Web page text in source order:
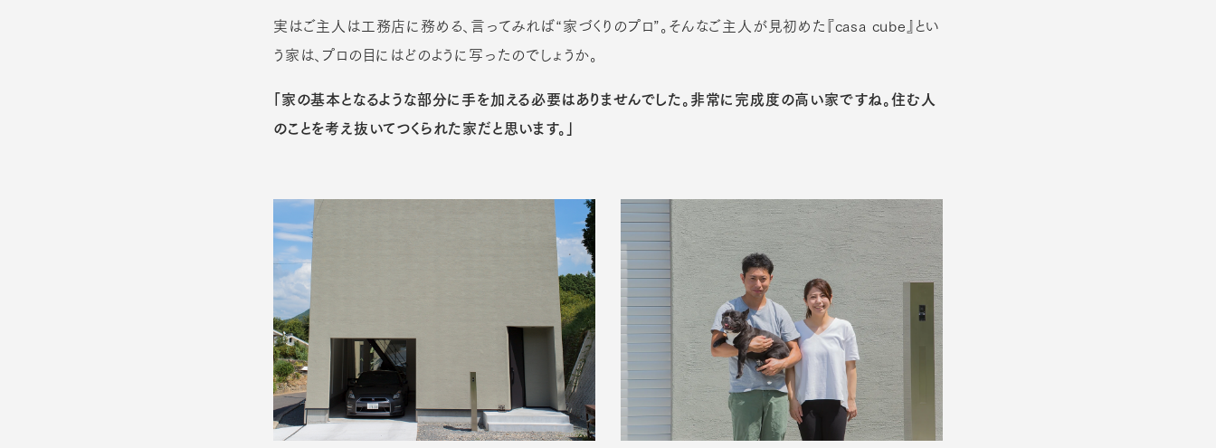
実はご主人は工務店に務める、言ってみれば“家づくりのプロ”。そんなご主人が見初めた『casa cube』とい
う家は、プロの目にはどのように写ったのでしょうか。
「家の基本となるような部分に手を加える必要はありませんでした。非常に完成度の高い家ですね。住む人
のことを考え抜いてつくられた家だと思います。」